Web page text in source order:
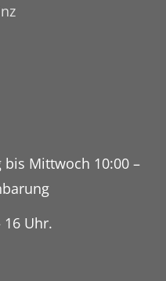
bis Mittwoch 10:00 –
Uhr.